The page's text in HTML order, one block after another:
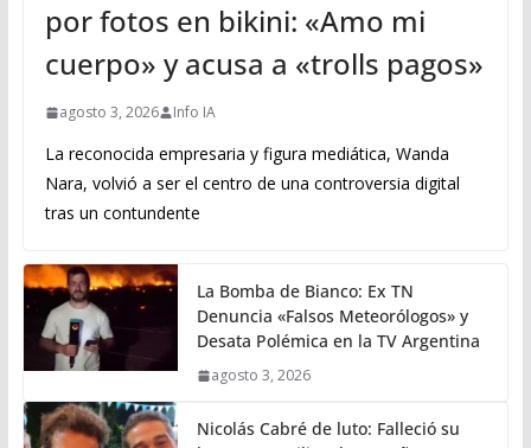
por fotos en bikini: «Amo mi
cuerpo» y acusa a «trolls pagos»
agosto 3, 2026 Info IA
La reconocida empresaria y figura mediática, Wanda
Nara, volvió a ser el centro de una controversia digital
tras un contundente
La Bomba de Bianco: Ex TN
Denuncia «Falsos Meteorólogos» y
Desata Polémica en la TV Argentina
agosto 3, 2026
Nicolás Cabré de luto: Falleció su